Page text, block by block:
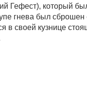
Гефест), который
гнева был
в своей кузнице